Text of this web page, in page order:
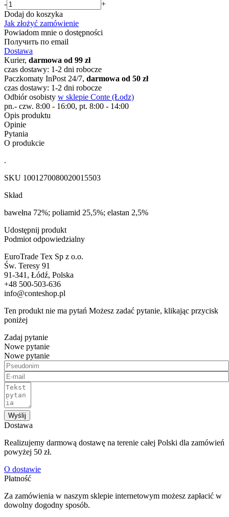
-
+
Dodaj do koszyka
Jak złożyć zamówienie
Powiadom mnie o dostępności
Получить по email
Dostawa
Kurier, darmowa od 99 zł
czas dostawy: 1-2 dni robocze
Paczkomaty InPost 24/7, darmowa od 50 zł
czas dostawy: 1-2 dni robocze
Odbiór osobisty w sklepie Conte (Łodz)
pn.- czw. 8:00 - 16:00, pt. 8:00 - 14:00
Opis produktu
Opinie
Pytania
O produkcie
.
SKU 1001270080020015503
Skład
bawełna 72%; poliamid 25,5%; elastan 2,5%
Udostępnij produkt
Podmiot odpowiedzialny
EuroTrade Tex Sp z o.o.
Św. Teresy 91
91-341, Łódź, Polska
+48 500-503-636
info@conteshop.pl
Ten produkt nie ma pytań Możesz zadać pytanie, klikając przycisk
poniżej
Zadaj pytanie
Nowe pytanie
Nowe pytanie
Wyślij
Dostawa
Realizujemy darmową dostawę na terenie całej Polski dla zamówień
powyżej 50 zł.
O dostawie
Płatność
Za zamówienia w naszym sklepie internetowym możesz zapłacić w
dowolny dogodny sposób.